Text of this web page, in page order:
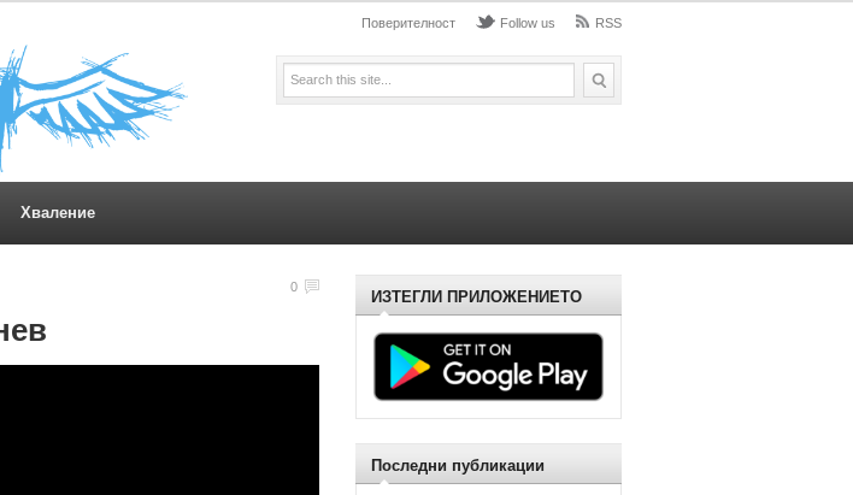
Поверителност Follow us RSS
Хваление
0 ИЗТЕГЛИ ПРИЛОЖЕНИЕТО
Последни публикации